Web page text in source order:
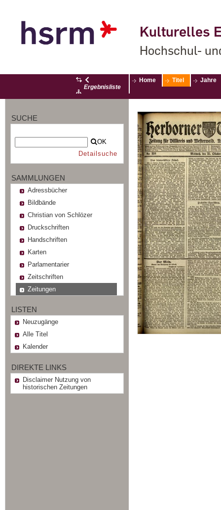
Kulturelles
Hochschul-
Ergebnisliste
Home Titel Jahre
SUCHE
OK
Detailsuche
SAMMLUNGEN
Adressbücher
Bildbände
Christian von Schlözer
Druckschriften
Handschriften
Karten
Parlamentarier
Zeitschriften
Zeitungen
LISTEN
Neuzugänge
Alle Titel
Kalender
DIREKTE LINKS
Disclaimer Nutzung von
historischen Zeitungen